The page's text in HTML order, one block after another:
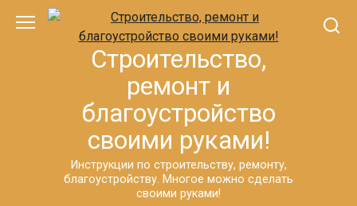
Перейти
Строительство,
ремонт и
благоустройство
своими руками!
Инструкции по строительству, ремонту,
благоустройству. Многое можно сделать
своими руками!